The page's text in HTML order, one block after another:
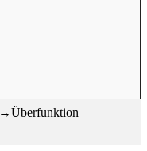
→Überfunktion –